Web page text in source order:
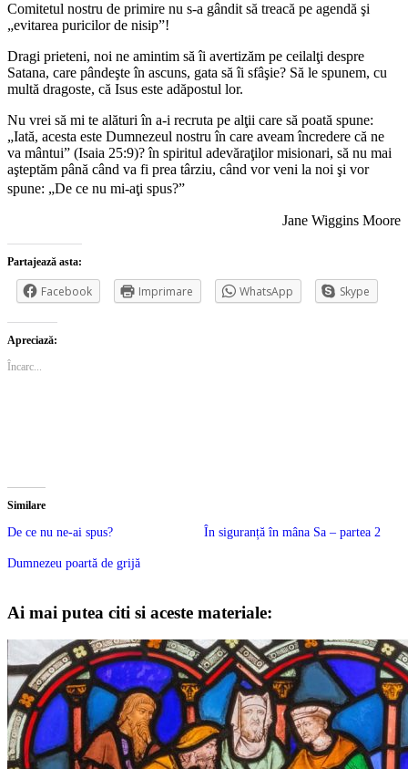
Comitetul nostru de primire nu s-a gândit să treacă pe agendă şi
„evitarea puricilor de nisip”!
Dragi prieteni, noi ne amintim să îi avertizăm pe ceilalţi despre
Satana, care pândeşte în ascuns, gata să îi sfâşie? Să le spunem, cu
multă dragoste, că Isus este adăpostul lor.
Nu vrei să mi te alături în a-i recruta pe alţii care să poată spune:
„Iată, acesta este Dumnezeul nostru în care aveam încredere că ne
va mântui” (Isaia 25:9)? în spiritul adevăraţilor misionari, să nu mai
aşteptăm până când va fi prea târziu, când vor veni la noi şi vor
spune: „De ce nu mi-aţi spus?”
Jane Wiggins Moore
Partajează asta:
Facebook Imprimare WhatsApp Skype
Apreciază:
Încarc...
Similare
De ce nu ne-ai spus? În siguranță în mâna Sa – partea 2
Dumnezeu poartă de grijă
Ai mai putea citi si aceste materiale: